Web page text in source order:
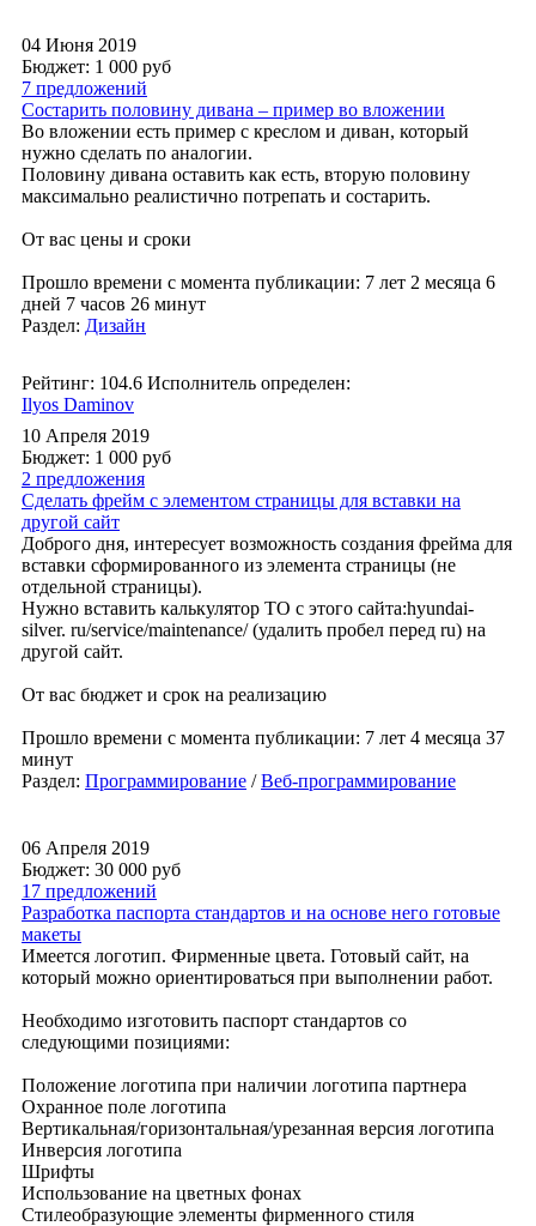
04 Июня 2019
Бюджет: 1 000 руб
7 предложений
Состарить половину дивана – пример во вложении
Во вложении есть пример с креслом и диван, который
нужно сделать по аналогии.
Половину дивана оставить как есть, вторую половину
максимально реалистично потрепать и состарить.
От вас цены и сроки
Прошло времени с момента публикации: 7 лет 2 месяца 6
дней 7 часов 26 минут
Раздел: Дизайн
Рейтинг: 104.6 Исполнитель определен:
Ilyos Daminov
10 Апреля 2019
Бюджет: 1 000 руб
2 предложения
Сделать фрейм с элементом страницы для вставки на
другой сайт
Доброго дня, интересует возможность создания фрейма для
вставки сформированного из элемента страницы (не
отдельной страницы).
Нужно вставить калькулятор ТО с этого сайта:hyundai-
silver. ru/service/maintenance/ (удалить пробел перед ru) на
другой сайт.
От вас бюджет и срок на реализацию
Прошло времени с момента публикации: 7 лет 4 месяца 37
минут
Раздел: Программирование /Веб-программирование
06 Апреля 2019
Бюджет: 30 000 руб
17 предложений
Разработка паспорта стандартов и на основе него готовые
макеты
Имеется логотип. Фирменные цвета. Готовый сайт, на
который можно ориентироваться при выполнении работ.
Необходимо изготовить паспорт стандартов со
следующими позициями:
Положение логотипа при наличии логотипа партнера
Охранное поле логотипа
Вертикальная/горизонтальная/урезанная версия логотипа
Инверсия логотипа
Шрифты
Использование на цветных фонах
Стилеобразующие элементы фирменного стиля